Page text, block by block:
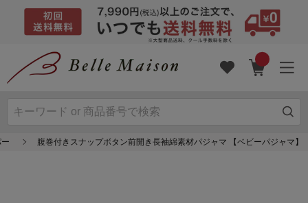
腹巻付きスナップボタン前開き長袖綿素材パジャマ 【ベビーパジャマ】